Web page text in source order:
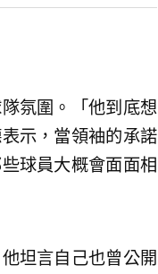
氛圍。「他到底想
示，當領袖的承諾
球員大概會面面相
坦言自己也曾公開